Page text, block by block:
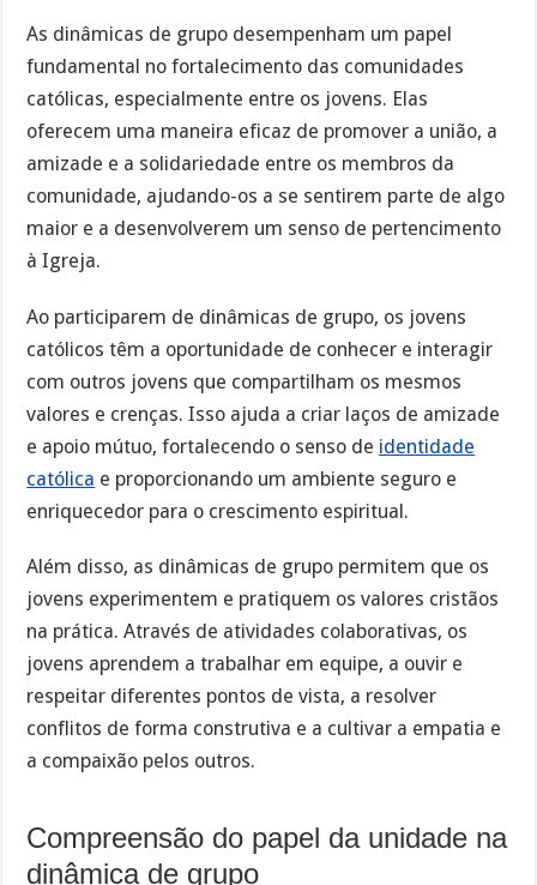
As dinâmicas de grupo desempenham um papel
fundamental no fortalecimento das comunidades
católicas, especialmente entre os jovens. Elas
oferecem uma maneira eficaz de promover a união, a
amizade e a solidariedade entre os membros da
comunidade, ajudando-os a se sentirem parte de algo
maior e a desenvolverem um senso de pertencimento
à Igreja.
Ao participarem de dinâmicas de grupo, os jovens
católicos têm a oportunidade de conhecer e interagir
com outros jovens que compartilham os mesmos
valores e crenças. Isso ajuda a criar laços de amizade
e apoio mútuo, fortalecendo o senso de identidade
católica e proporcionando um ambiente seguro e
enriquecedor para o crescimento espiritual.
Além disso, as dinâmicas de grupo permitem que os
jovens experimentem e pratiquem os valores cristãos
na prática. Através de atividades colaborativas, os
jovens aprendem a trabalhar em equipe, a ouvir e
respeitar diferentes pontos de vista, a resolver
conflitos de forma construtiva e a cultivar a empatia e
a compaixão pelos outros.
Compreensão do papel da unidade na
dinâmica de grupo